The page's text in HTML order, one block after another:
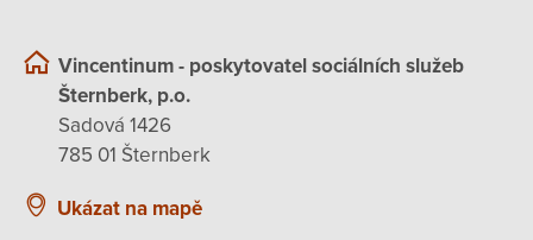
Vincentinum - poskytovatel sociálních služeb
Šternberk, p.o.
Sadová 1426
785 01 Šternberk
Ukázat na mapě